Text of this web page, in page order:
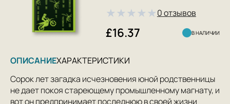
★★★★★0 отзывов
£16.37 В НАЛИЧИИ
ОПИСАНИЕХАРАКТЕРИСТИКИ
Сорок лет загадка исчезновения юной родственницы
не дает покоя стареющему промышленному магнату, и
вот он предпринимает последнюю в своей жизни